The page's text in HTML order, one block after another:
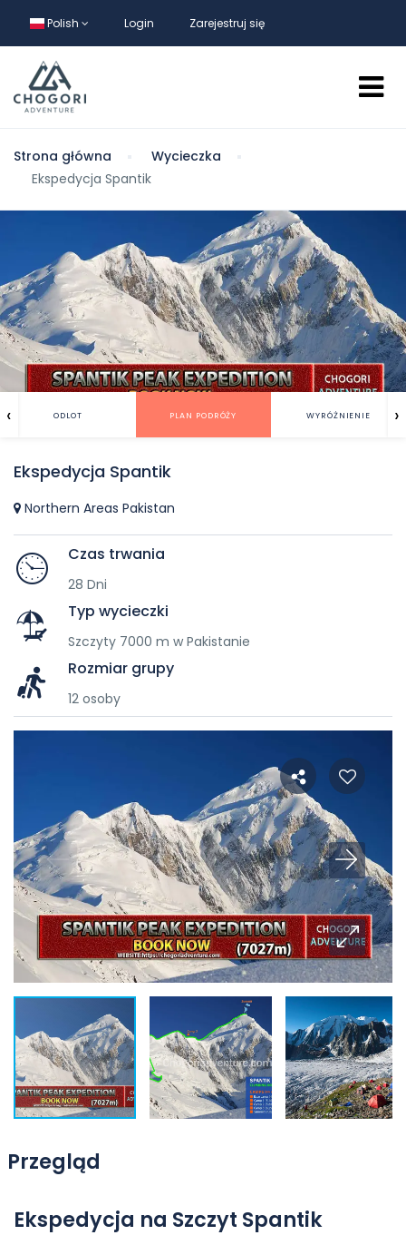
Polish Login Zarejestruj się
Strona główna
Wycieczka
Ekspedycja Spantik
ODLOT PLAN PODRÓŻY WYRÓŻNIENIE
‹ ›
Ekspedycja Spantik
Northern Areas Pakistan
Czas trwania
28 Dni
Typ wycieczki
Szczyty 7000 m w Pakistanie
Rozmiar grupy
12 osoby
Przegląd
Ekspedycja na Szczyt Spantik